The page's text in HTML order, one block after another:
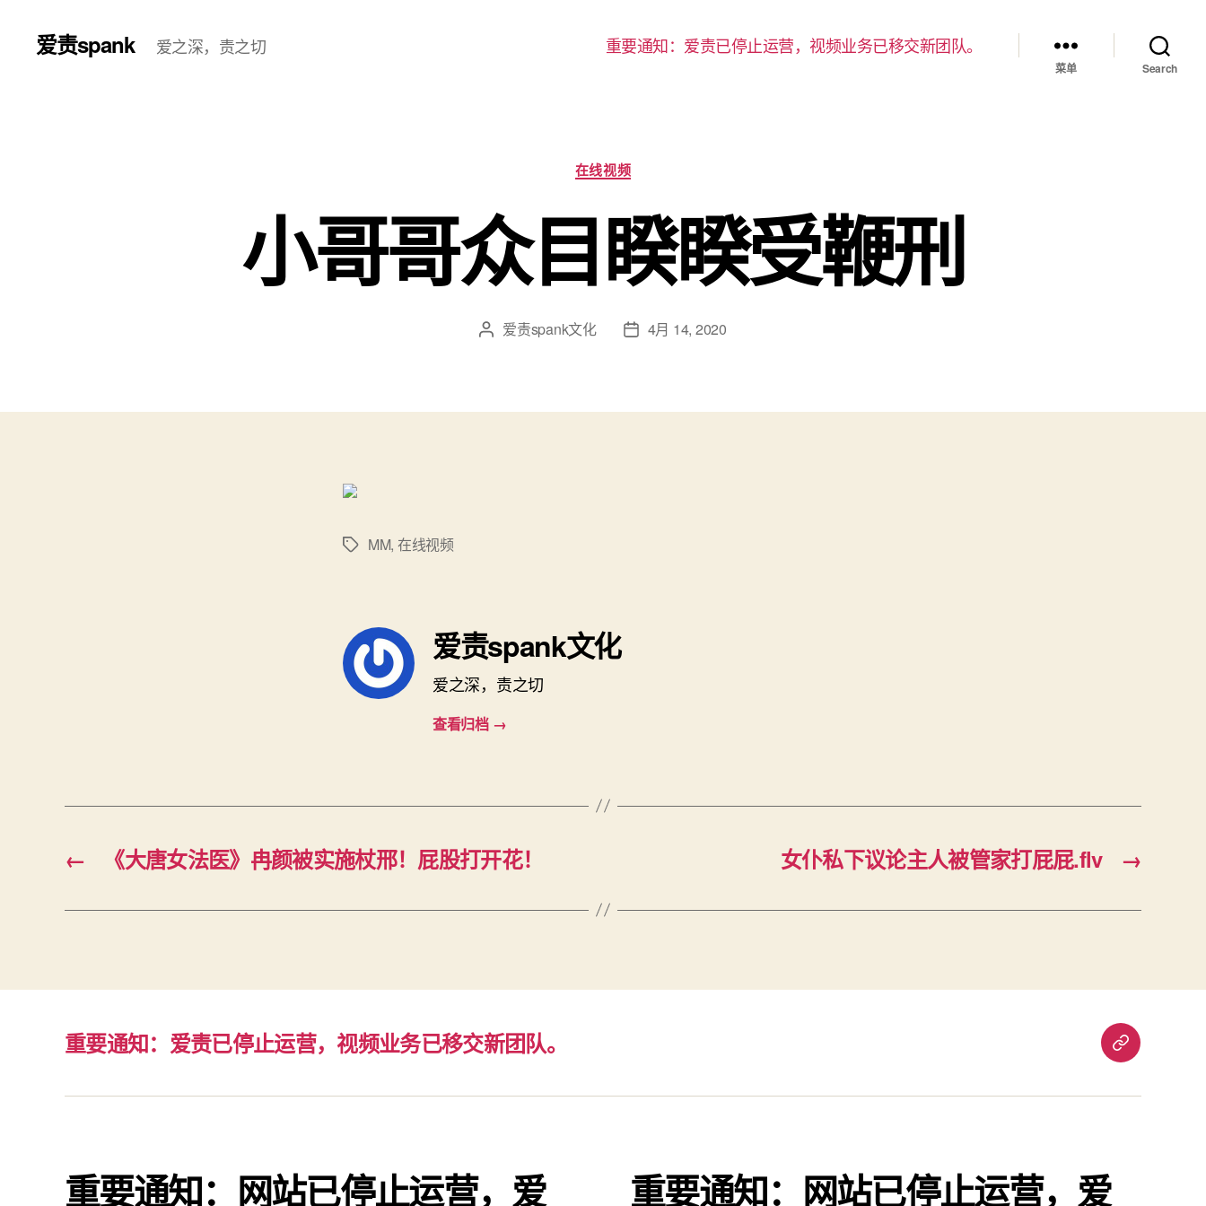
爱责spank 爱之深，责之切 重要通知：爱责已停止运营，视频业务已移交新团队。
菜单 Search
分
类
在线视频
小哥哥众目睽睽受鞭刑
文 爱责spank文化
发 4月 14, 2020
标
MM, 在线视频
爱责spank文化
爱之深，责之切
查看归档 →
← 《大唐女法医》冉颜被实施杖邢！屁股打开花！ →
女仆私下议论主人被管家打屁屁.flv
重要通知：爱责已停止运营，视频业务已移交新团队。
重
通
重要通知：网站已停止运营，爱 重要通知：网站已停止运营，爱